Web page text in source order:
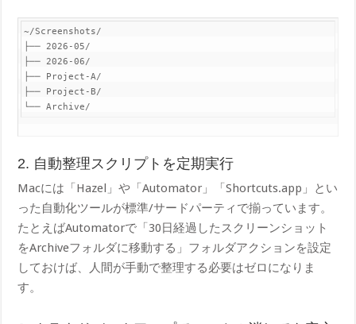
~/Screenshots/
├── 2026-05/
├── 2026-06/
├── Project-A/
├── Project-B/
└── Archive/
2. 自動整理スクリプトを定期実行
Macには「Hazel」や「Automator」「Shortcuts.app」とい
った自動化ツールが標準/サードパーティで揃っています。
たとえばAutomatorで「30日経過したスクリーンショット
をArchiveフォルダに移動する」フォルダアクションを設定
しておけば、人間が手動で整理する必要はゼロになりま
す。